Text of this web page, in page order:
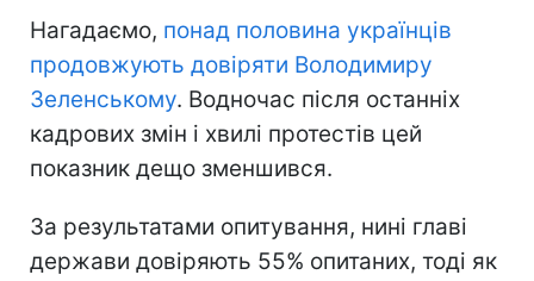
Нагадаємо, понад половина українців
продовжують довіряти Володимиру
Зеленському. Водночас після останніх
кадрових змін і хвилі протестів цей
показник дещо зменшився.
За результатами опитування, нині главі
держави довіряють 55% опитаних, тоді як